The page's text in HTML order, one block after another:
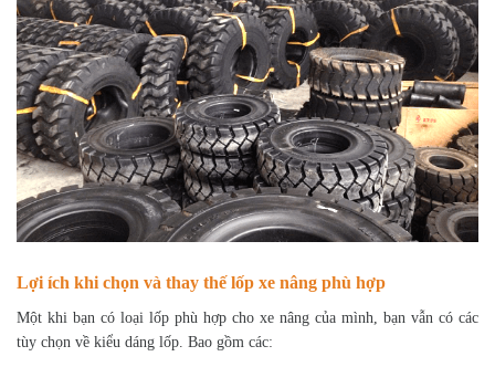
Lợi ích khi chọn và thay thế lốp xe nâng phù hợp
Một khi bạn có loại lốp phù hợp cho xe nâng của mình, bạn vẫn có các
tùy chọn về kiểu dáng lốp. Bao gồm các: